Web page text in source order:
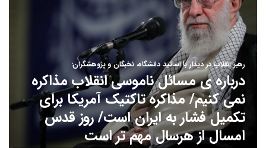
رهبر انقلاب در دیدار با اساتید دانشگاه، نخبگان و پژوهشگران:
درباره ی مسائل ناموسی انقلاب مذاکره
نمی کنیم/ مذاکره تاکتیک آمریکا برای
تکمیل فشار به ایران است/ روز قدس
امسال از هرسال مهم تر است